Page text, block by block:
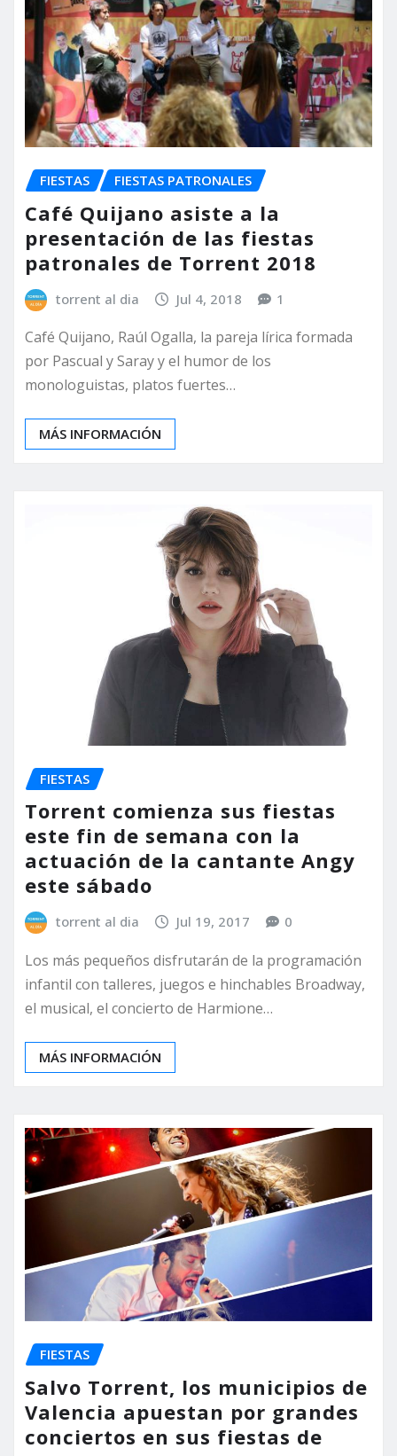
FIESTAS FIESTAS PATRONALES
Café Quijano asiste a la
presentación de las fiestas
patronales de Torrent 2018
torrent al dia Jul 4, 2018 1
Café Quijano, Raúl Ogalla, la pareja lírica formada
por Pascual y Saray y el humor de los
monologuistas, platos fuertes…
MÁS INFORMACIÓN
FIESTAS
Torrent comienza sus fiestas
este fin de semana con la
actuación de la cantante Angy
este sábado
torrent al dia Jul 19, 2017 0
Los más pequeños disfrutarán de la programación
infantil con talleres, juegos e hinchables Broadway,
el musical, el concierto de Harmione…
MÁS INFORMACIÓN
FIESTAS
Salvo Torrent, los municipios de
Valencia apuestan por grandes
conciertos en sus fiestas de